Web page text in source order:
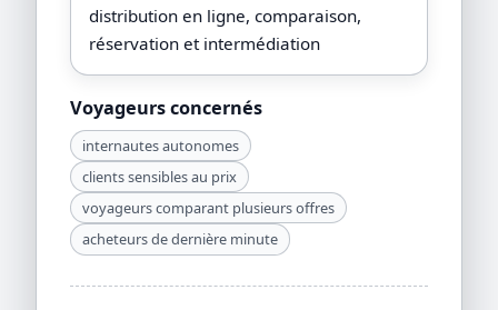
distribution en ligne, comparaison,
réservation et intermédiation
Voyageurs concernés
internautes autonomes
clients sensibles au prix
voyageurs comparant plusieurs offres
acheteurs de dernière minute